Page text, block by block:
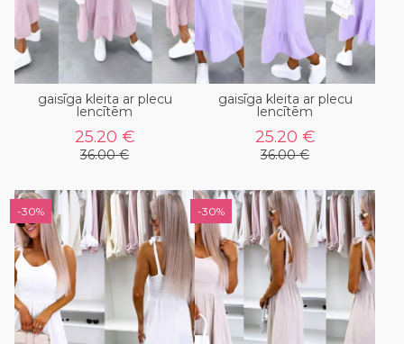
gaisīga kleita ar plecu
lencītēm
25.20 €
36.00 €
gaisīga kleita ar plecu
lencītēm
25.20 €
36.00 €
-30% -30%